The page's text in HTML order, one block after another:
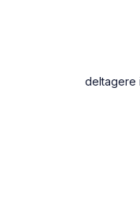
deltagere